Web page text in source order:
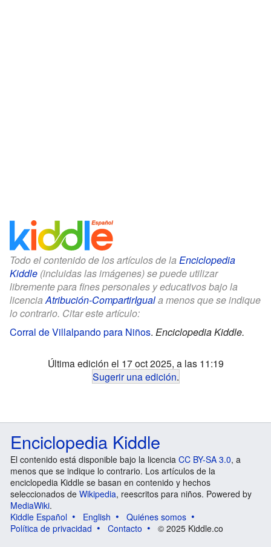
Todo el contenido de los artículos de la Enciclopedia
Kiddle (incluidas las imágenes) se puede utilizar
libremente para fines personales y educativos bajo la
licencia Atribución-CompartirIguala menos que se indique
lo contrario. Citar este artículo:
Corral de Villalpando para Niños. Enciclopedia Kiddle.
Última edición el 17 oct 2025, a las 11:19
Sugerir una edición.
Enciclopedia Kiddle
El contenido está disponible bajo la licencia CC BY-SA 3.0, a
menos que se indique lo contrario. Los artículos de la
enciclopedia Kiddle se basan en contenido y hechos
seleccionados de Wikipedia, reescritos para niños. Powered by
MediaWiki.
Kiddle Español
English
Quiénes somos
Política de privacidad
Contacto © 2025 Kiddle.co